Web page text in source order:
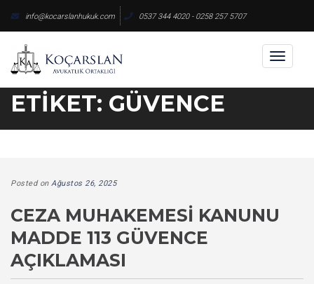
content
info@kocarslanhukuk.com 0537 344 4020 - 0258 257 5707
Toggle
ETIKET: GÜVENCE
Posted on Ağustos 26, 2025
CEZA MUHAKEMESI KANUNU
MADDE 113 GÜVENCE
AÇIKLAMASI